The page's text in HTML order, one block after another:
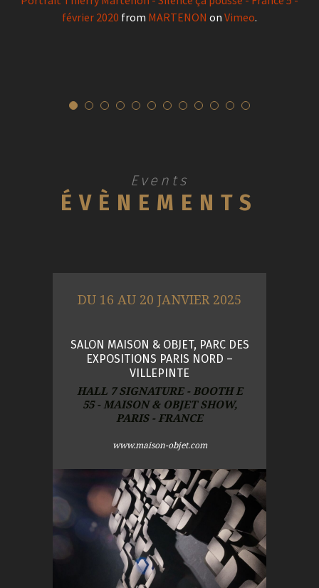
février 2020 from MARTENON on Vimeo.
Events
ÉVÈNEMENTS
DU 16 AU 20 JANVIER 2025
SALON MAISON & OBJET, PARC DES
EXPOSITIONS PARIS NORD –
VILLEPINTE
HALL 7 SIGNATURE - BOOTH E
55 - MAISON & OBJET SHOW,
PARIS - FRANCE
www.maison-objet.com